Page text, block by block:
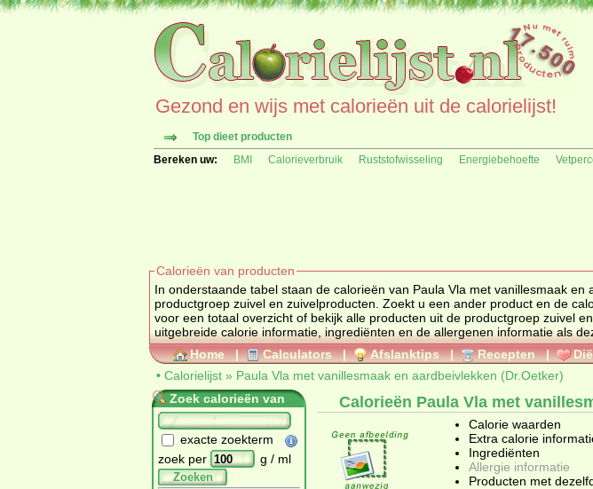
Gezond en wijs met calorieën uit de calorielijst!
Top dieet producten
Bereken uw:
BMI Calorieverbruik Ruststofwisseling Energiebehoefte
Calorieën van producten
In onderstaande tabel staan de calorieën van Paula Vla met vanillesmaak
productgroep zuivel en zuivelproducten. Zoekt u een
voor een totaal overzicht of bekijk alle producten uit de productgroep zuivel
uitgebreide calorie informatie, ingrediënten en de allergenen informatie als
Home | Calculators | Afslanktips | Recepten |
• Calorielijst » Paula Vla met vanillesmaak en aardbeivlekken (Dr.Oetker)
Zoek calorieën van
exacte zoekterm
zoek per
g / ml
Zoeken
Calorieën Paula Vla met
Calorie waarden
Extra calorie
Ingrediënten
Allergie informatie
Producten met